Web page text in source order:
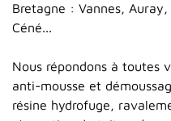
Bretagne : Vannes,
Céné...
Nous répondons à toutes
anti-mousse et
résine hydrofuge,